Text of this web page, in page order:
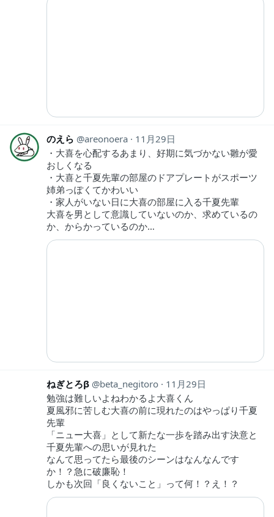
のえら areonoera
11月29日
・大喜を心配するあまり、好期に気づかない雛が愛
おしくなる
・大喜と千夏先輩の部屋のドアプレートがスポーツ
姉弟っぽくてかわいい
・家人がいない日に大喜の部屋に入る千夏先輩
大喜を男として意識していないのか、求めているの
か、からかっているのか…
ねぎとろβ beta_negitoro
11月29日
勉強は難しいよねわかるよ大喜くん
夏風邪に苦しむ大喜の前に現れたのはやっぱり千夏
先輩
「ニュー大喜」として新たな一歩を踏み出す決意と
千夏先輩への思いが見れた
なんて思ってたら最後のシーンはなんなんです
か！？急に破廉恥！
しかも次回「良くないこと」って何！？え！？